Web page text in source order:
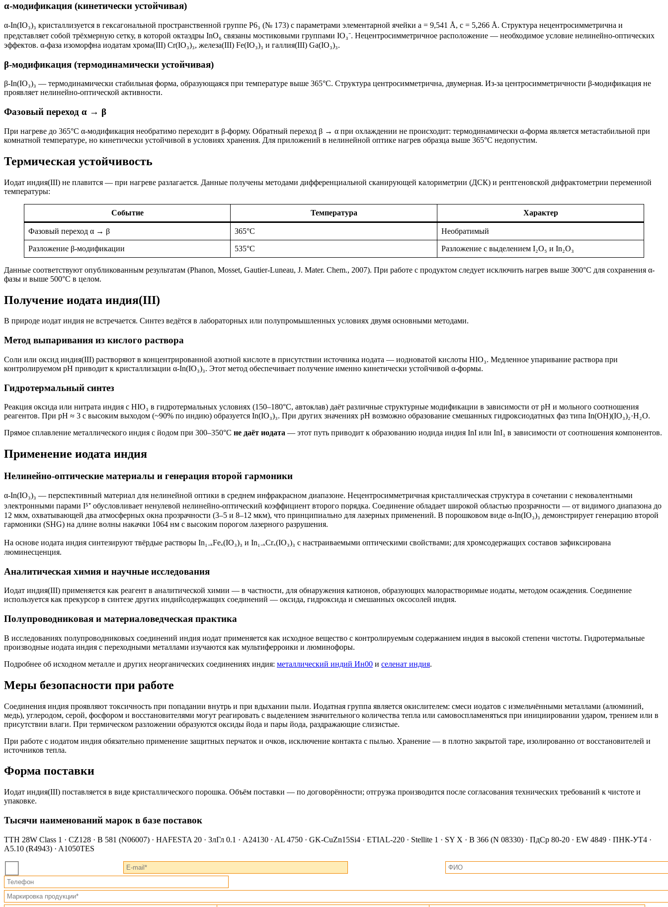
α-модификация (кинетически устойчивая)
α-In(IO₃)₃ кристаллизуется в гексагональной пространственной группе P6₃ (№ 173) с параметрами элементарной ячейки a = 9,541 Å, c = 5,266 Å. Структура нецентросимметрична и
представляет собой трёхмерную сетку, в которой октаэдры InO₆ связаны мостиковыми группами IO₃⁻. Нецентросимметричное расположение — необходимое условие нелинейно-оптических
эффектов. α-фаза изоморфна иодатам хрома(III) Cr(IO₃)₃, железа(III) Fe(IO₃)₃ и галлия(III) Ga(IO₃)₃.
β-модификация (термодинамически устойчивая)
β-In(IO₃)₃ — термодинамически стабильная форма, образующаяся при температуре выше 365°C. Структура центросимметрична, двумерная. Из-за центросимметричности β-модификация не
проявляет нелинейно-оптической активности.
Фазовый переход α → β
При нагреве до 365°C α-модификация необратимо переходит в β-форму. Обратный переход β → α при охлаждении не происходит: термодинамически α-форма является метастабильной при
комнатной температуре, но кинетически устойчивой в условиях хранения. Для приложений в нелинейной оптике нагрев образца выше 365°C недопустим.
Термическая устойчивость
Иодат индия(III) не плавится — при нагреве разлагается. Данные получены методами дифференциальной сканирующей калориметрии (ДСК) и рентгеновской дифрактометрии переменной
температуры:
Событие Температура Характер
Фазовый переход α → β 365°C Необратимый
Разложение β-модификации 535°C Разложение с выделением I₂O₅ и In₂O₃
Данные соответствуют опубликованным результатам (Phanon, Mosset, Gautier-Luneau, J. Mater. Chem., 2007). При работе с продуктом следует исключить нагрев выше 300°C для сохранения α-
фазы и выше 500°C в целом.
Получение иодата индия(III)
В природе иодат индия не встречается. Синтез ведётся в лабораторных или полупромышленных условиях двумя основными методами.
Метод выпаривания из кислого раствора
Соли или оксид индия(III) растворяют в концентрированной азотной кислоте в присутствии источника иодата — иодноватой кислоты HIO₃. Медленное упаривание раствора при
контролируемом pH приводит к кристаллизации α-In(IO₃)₃. Этот метод обеспечивает получение именно кинетически устойчивой α-формы.
Гидротермальный синтез
Реакция оксида или нитрата индия с HIO₃ в гидротермальных условиях (150–180°C, автоклав) даёт различные структурные модификации в зависимости от pH и мольного соотношения
реагентов. При pH ≈ 3 с высоким выходом (~90% по индию) образуется In(IO₃)₃. При других значениях pH возможно образование смешанных гидроксиодатных фаз типа In(OH)(IO₃)₂·H₂O.
Прямое сплавление металлического индия с йодом при 300–350°C не даёт иодата — этот путь приводит к образованию иодида индия InI или InI₃ в зависимости от соотношения компонентов.
Применение иодата индия
Нелинейно-оптические материалы и генерация второй гармоники
α-In(IO₃)₃ — перспективный материал для нелинейной оптики в среднем инфракрасном диапазоне. Нецентросимметричная кристаллическая структура в сочетании с нековалентными
электронными парами I⁵⁺ обусловливает ненулевой нелинейно-оптический коэффициент второго порядка. Соединение обладает широкой областью прозрачности — от видимого диапазона до
12 мкм, охватывающей два атмосферных окна прозрачности (3–5 и 8–12 мкм), что принципиально для лазерных применений. В порошковом виде α-In(IO₃)₃ демонстрирует генерацию второй
гармоники (SHG) на длине волны накачки 1064 нм с высоким порогом лазерного разрушения.
На основе иодата индия синтезируют твёрдые растворы In₁₋ₓFeₓ(IO₃)₃ и In₁₋ₓCrₓ(IO₃)₃ с настраиваемыми оптическими свойствами; для хромсодержащих составов зафиксирована
люминесценция.
Аналитическая химия и научные исследования
Иодат индия(III) применяется как реагент в аналитической химии — в частности, для обнаружения катионов, образующих малорастворимые иодаты, методом осаждения. Соединение
используется как прекурсор в синтезе других индийсодержащих соединений — оксида, гидроксида и смешанных оксосолей индия.
Полупроводниковая и материаловедческая практика
В исследованиях полупроводниковых соединений индия иодат применяется как исходное вещество с контролируемым содержанием индия в высокой степени чистоты. Гидротермальные
производные иодата индия с переходными металлами изучаются как мультиферроики и люминофоры.
Подробнее об исходном металле и других неорганических соединениях индия: металлический индий Ин00 и селенат индия.
Меры безопасности при работе
Соединения индия проявляют токсичность при попадании внутрь и при вдыхании пыли. Иодатная группа является окислителем: смеси иодатов с измельчёнными металлами (алюминий,
медь), углеродом, серой, фосфором и восстановителями могут реагировать с выделением значительного количества тепла или самовоспламеняться при инициировании ударом, трением или в
присутствии влаги. При термическом разложении образуются оксиды йода и пары йода, раздражающие слизистые.
При работе с иодатом индия обязательно применение защитных перчаток и очков, исключение контакта с пылью. Хранение — в плотно закрытой таре, изолированно от восстановителей и
источников тепла.
Форма поставки
Иодат индия(III) поставляется в виде кристаллического порошка. Объём поставки — по договорённости; отгрузка производится после согласования технических требований к чистоте и
упаковке.
Тысячи наименований марок в базе поставок
TTH 28W Class 1 · CZ128 · B 581 (N06007) · HAFESTA 20 · ЗлГл 0.1 · A24130 · AL 4750 · GK-CuZn15Si4 · ETIAL-220 · Stellite 1 · SY X · B 366 (N 08330) · ПдСр 80-20 · EW 4849 · ПНК-УТ4 ·
A5.10 (R4943) · A1050TES